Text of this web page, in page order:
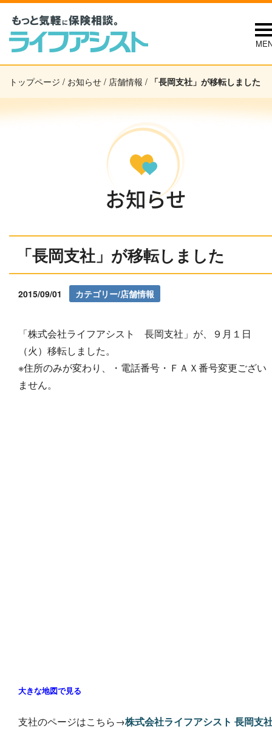
トップページ / お知らせ / 店舗情報 / 「長岡支社」が移転しました
お知らせ
「長岡支社」が移転しました
2015/09/01 カテゴリー/店舗情報
「株式会社ライフアシスト 長岡支社」が、９月１日
（火）移転しました。
※住所のみが変わり、・電話番号・ＦＡＸ番号変更ござい
ません。
大きな地図で見る
支社のページはこちら→株式会社ライフアシスト 長岡支